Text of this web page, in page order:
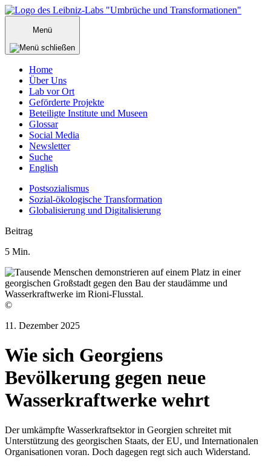
Zum
Inhalt
springenMenü
Home
Über Uns
Lab vor Ort
Geförderte Projekte
Beteiligte Institute und Museen
Glossar
Social Media
Newsletter
Suche
English
Postsozialismus
Sozial-ökologische Transformation
Globalisierung und Digitalisierung
Menü
Beitrag
5 Min.
©
11. Dezember 2025
Wie sich Georgiens
Bevölkerung gegen neue
Wasserkraftwerke wehrt
Der umkämpfte Wasserkraftsektor in Georgien schreitet mit
Unterstützung des georgischen Staats, der EU, und Internationalen
Organisationen voran. Doch dagegen regt sich auch Widerstand.